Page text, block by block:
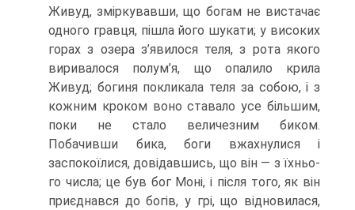
Живуд, зміркувавши, що богам не вистачає
одного гравця, пішла його шукати; у високих
горах з озера з’явилося теля, з рота якого
виривалося полум’я, що опалило крила
Живуд; богиня покликала теля за собою, і з
кожним кроком воно ставало усе більшим,
поки не стало величезним биком.
Побачивши бика, боги вжахнулися і
заспокоїлися, довідавшись, що він — з їхньо­
го числа; це був бог Моні, і після того, як він
приєднався до богів, у грі, що відно­вилася,